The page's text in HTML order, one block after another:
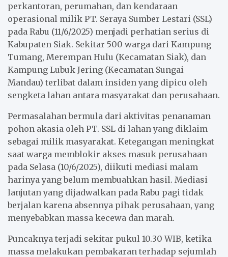
o
o
k
e
r
A
p
p
perkantoran, perumahan, dan kendaraan
operasional milik PT. Seraya Sumber Lestari (SSL)
pada Rabu (11/6/2025) menjadi perhatian serius di
Kabupaten Siak. Sekitar 500 warga dari Kampung
Tumang, Merempan Hulu (Kecamatan Siak), dan
Kampung Lubuk Jering (Kecamatan Sungai
Mandau) terlibat dalam insiden yang dipicu oleh
sengketa lahan antara masyarakat dan perusahaan.
Permasalahan bermula dari aktivitas penanaman
pohon akasia oleh PT. SSL di lahan yang diklaim
sebagai milik masyarakat. Ketegangan meningkat
saat warga memblokir akses masuk perusahaan
pada Selasa (10/6/2025), diikuti mediasi malam
harinya yang belum membuahkan hasil. Mediasi
lanjutan yang dijadwalkan pada Rabu pagi tidak
berjalan karena absennya pihak perusahaan, yang
menyebabkan massa kecewa dan marah.
Puncaknya terjadi sekitar pukul 10.30 WIB, ketika
massa melakukan pembakaran terhadap sejumlah